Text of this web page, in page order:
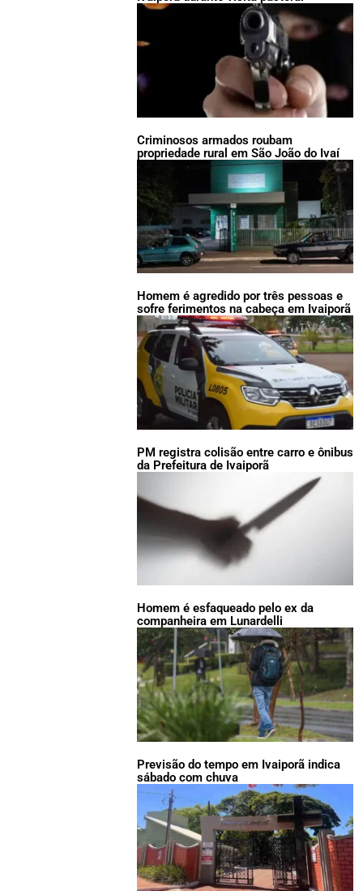
Criminosos armados roubam
propriedade rural em São João do Ivaí
Homem é agredido por três pessoas e
sofre ferimentos na cabeça em Ivaiporã
PM registra colisão entre carro e ônibus
da Prefeitura de Ivaiporã
Homem é esfaqueado pelo ex da
companheira em Lunardelli
Previsão do tempo em Ivaiporã indica
sábado com chuva